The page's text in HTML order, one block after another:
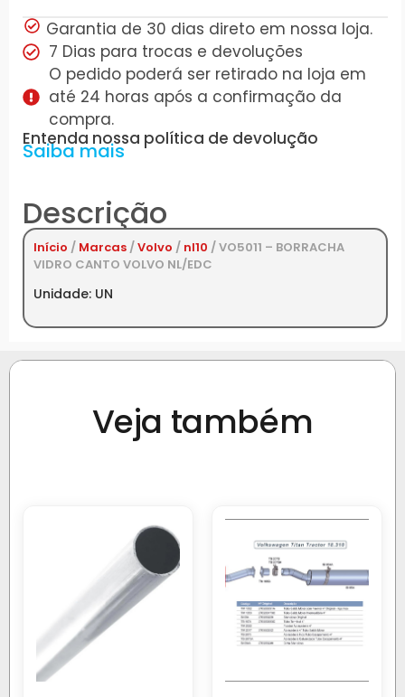
Garantia de 30 dias direto em nossa loja.
7 Dias para trocas e devoluções
O pedido poderá ser retirado na loja em
até 24 horas após a confirmação da
compra.
Entenda nossa política de devolução
Saiba mais
Descrição
Início / Marcas /Volvo / nl10 / VO5011 – BORRACHA
VIDRO CANTO VOLVO NL/EDC
Unidade: UN
Veja também